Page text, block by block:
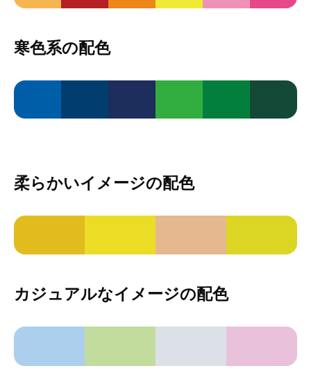
寒色系の配色
柔らかいイメージの配色
カジュアルなイメージの配色